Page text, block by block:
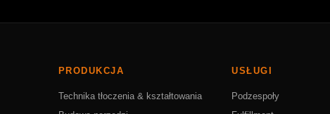
PRODUKCJA
Technika tłoczenia & kształtowania
USŁUGI
Podzespoły